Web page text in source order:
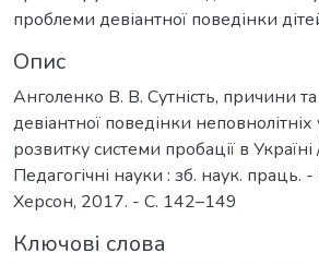
проблеми девіантної поведінки дітей
Опис
Анголенко В. В. Сутність, причини та
девіантної поведінки неповнолітніх
розвитку системи пробації в
Педагогічні науки : зб. наук. праць.
Херсон, 2017. - С. 142–149
Ключові слова